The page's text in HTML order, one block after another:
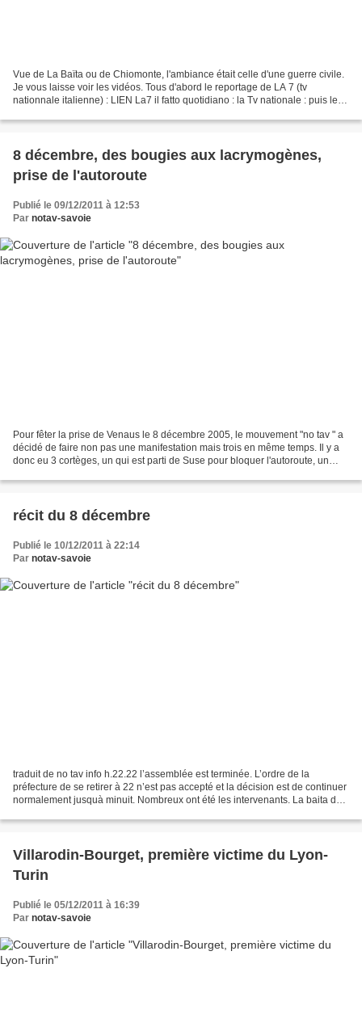
Vue de La Baïta ou de Chiomonte, l'ambiance était celle d'une guerre civile.
Je vous laisse voir les vidéos. Tous d'abord le reportage de LA 7 (tv
nationnale italienne) : LIEN La7 il fatto quotidiano : la Tv nationale : puis le
8 décembre, des bougies aux lacrymogènes,
prise de l'autoroute
Publié le 09/12/2011 à 12:53
Par notav-savoie
Pour fêter la prise de Venaus le 8 décembre 2005, le mouvement "no tav " a
décidé de faire non pas une manifestation mais trois en même temps. Il y a
donc eu 3 cortèges, un qui est parti de Suse pour bloquer l'autoroute, un
récit du 8 décembre
Publié le 10/12/2011 à 22:14
Par notav-savoie
traduit de no tav info h.22.22 l’assemblée est terminée. L’ordre de la
préfecture de se retirer à 22 n’est pas accepté et la décision est de continuer
normalement jusquà minuit. Nombreux ont été les intervenants. La baita de
Villarodin-Bourget, première victime du Lyon-
Turin
Publié le 05/12/2011 à 16:39
Par notav-savoie